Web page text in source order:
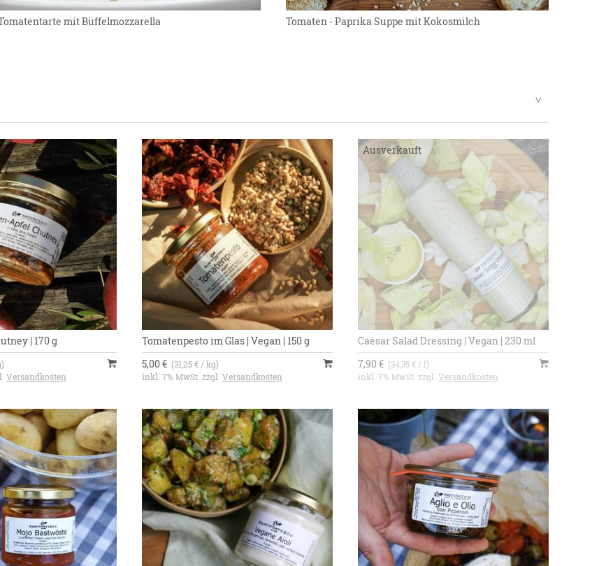
mit Büffelmozzarella Tomaten - Paprika Suppe mit Kokosmilch
| 170 g
Versandkosten
Tomatenpesto im Glas | Vegan | 150 g
5,00 € (31,25 € / kg)
inkl. 7% MwSt. zzgl. Versandkosten
Caesar Salad Dressing | Vegan | 230 ml
7,90 € (34,35 € / l)
inkl. 7% MwSt. zzgl. Versandkosten